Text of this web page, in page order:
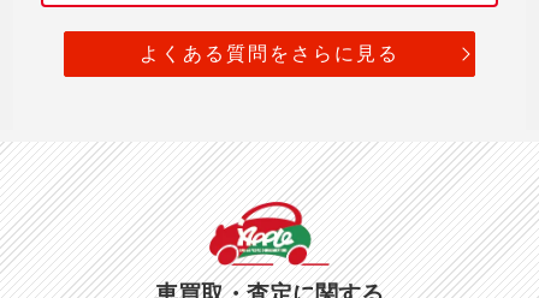
よくある質問をさらに見る